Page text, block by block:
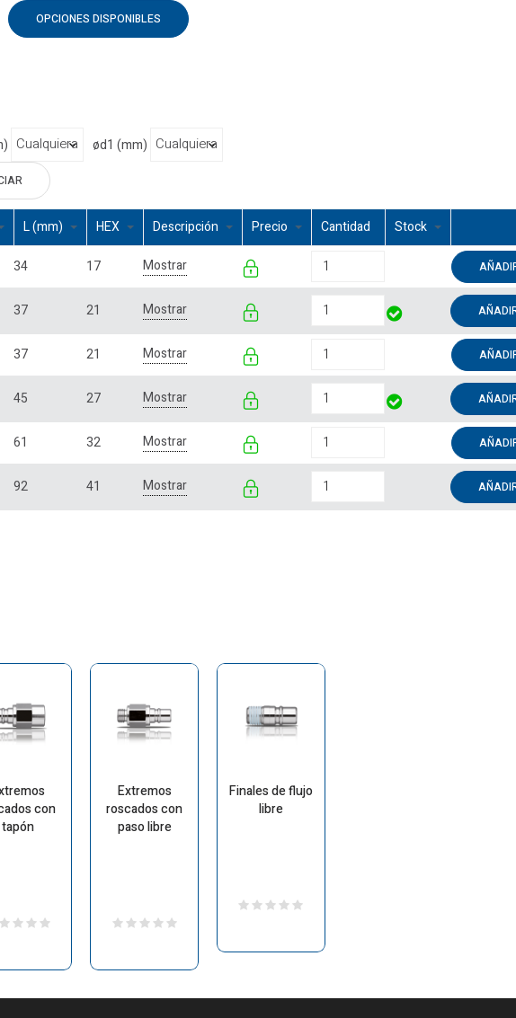
OPCIONES DISPONIBLES
ød1 (mm)
L (mm) HEX Descripción Precio Cantidad Stock
34 17 Mostrar
37 21 Mostrar
37 21 Mostrar
45 27 Mostrar
61 32 Mostrar
92 41 Mostrar
con
tapón
Extremos
roscados con
paso libre
Finales de flujo
libre